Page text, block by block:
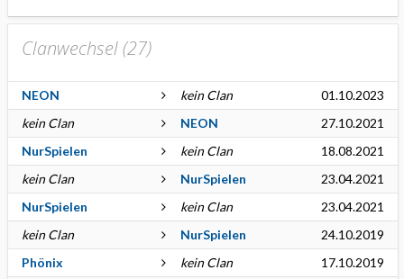
Clanwechsel (27)
NEON kein Clan
01.10.2023
kein Clan
NEON
27.10.2021
NurSpielen
kein Clan
18.08.2021
kein Clan
NurSpielen
23.04.2021
NurSpielen
kein Clan
23.04.2021
kein Clan
NurSpielen
24.10.2019
Phönix
kein Clan
17.10.2019